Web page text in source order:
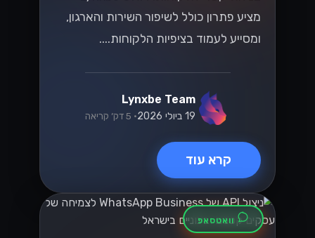
מציע פתרון כולל לשיפור השירות והארגון,
ומסייע לעמוד בציפיות הלקוחות....
Lynxbe Team
19 ביולי 2026 • 5 דק׳ קריאה
קרא עוד
וואטסאפ